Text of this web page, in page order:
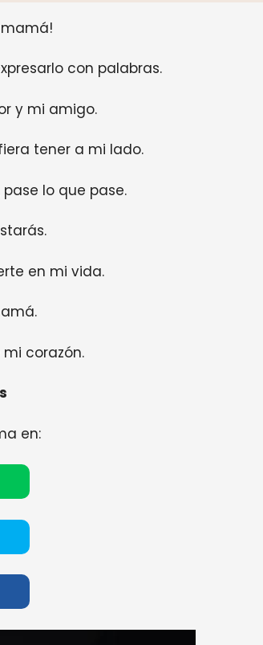
mamá!
con palabras.
y mi amigo.
tener a mi lado.
lo que pase.
en mi vida.
corazón.
en: